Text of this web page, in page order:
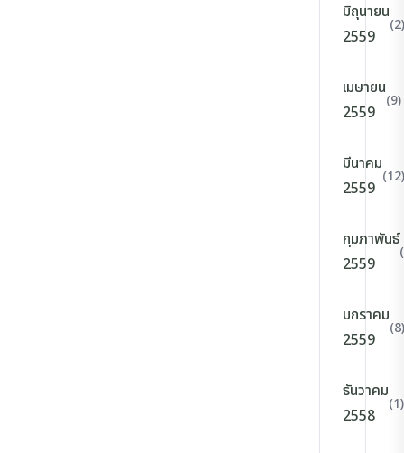
มิถุนายน
2559
(2)
เมษายน
2559
(9)
มีนาคม
2559
(12)
กุมภาพันธ์
2559
มกราคม
2559
(8)
ธันวาคม
2558
(1)